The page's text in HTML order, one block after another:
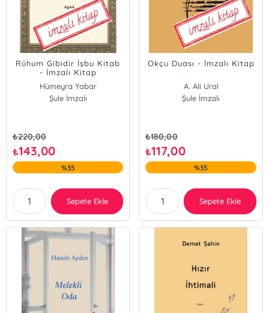
Rûhum Gibidir İşbu Kitab
- İmzalı Kitap
Hümeyra Yabar
Şule İmzalı
₺220,00
₺143,00
%35
Sepete Ekle
Okçu Duası - İmzalı Kitap
A. Ali Ural
Şule İmzalı
₺180,00
₺117,00
%35
Sepete Ekle